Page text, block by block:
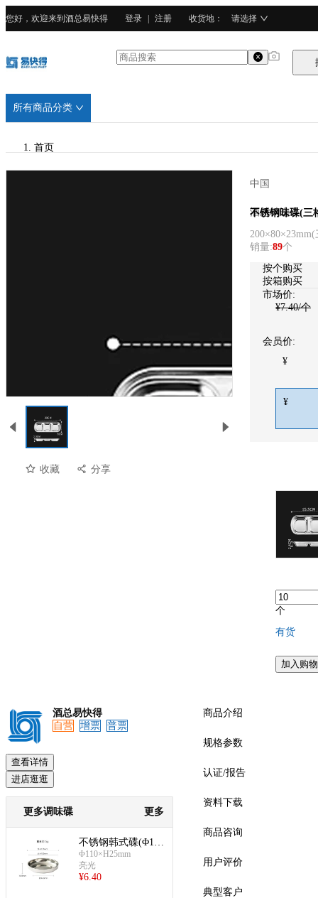
您好，欢迎来到酒总易快得 登录 注册 收货地 ： 请选择
所有商品分类
首页
收藏 分享
中国
酒总精选
不锈钢味碟(三
200×80×23mm(
销量:89个
按个购买
按箱购买
市场价:
¥7.40/个
会员价:
¥
¥
个
有货
加入购
酒总易快得
自营
增票 普票
查看详情
进店逛逛
更多调味碟 更多
不锈钢韩式碟(Φ110
mm)
Φ110×H25mm
亮光
¥6.40
商品介绍
规格参数
认证/报告
资料下载
商品咨询
用户评价
典型客户